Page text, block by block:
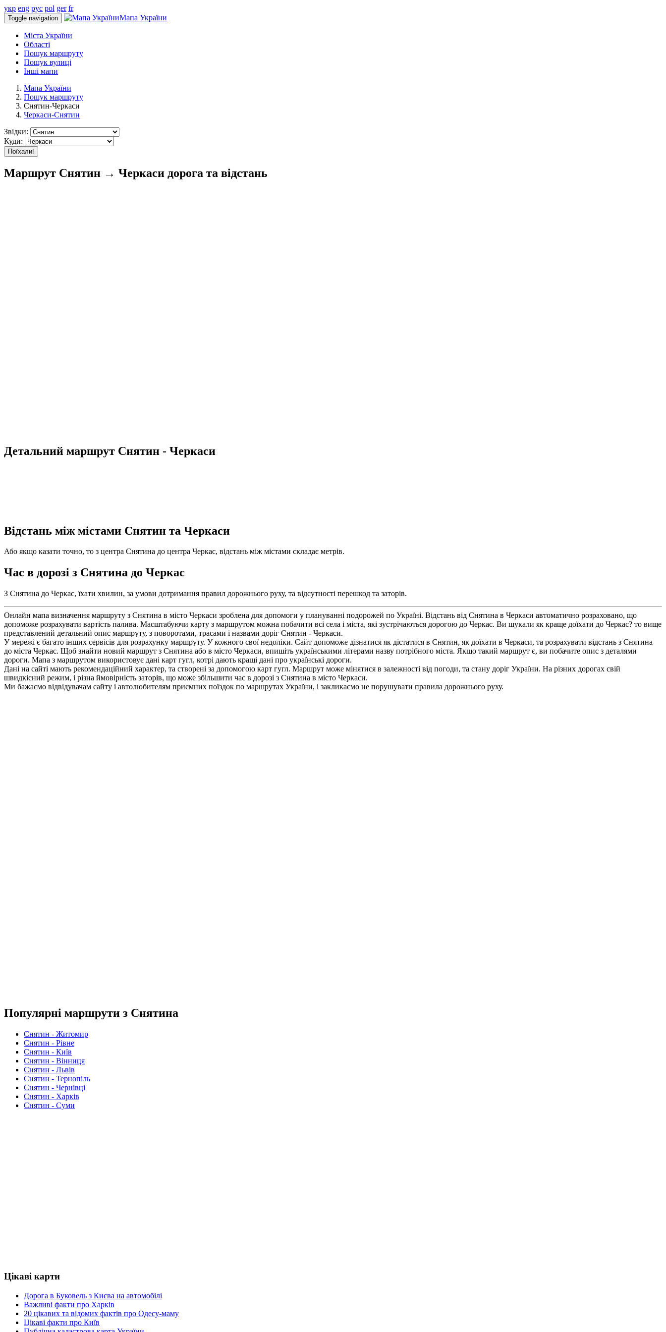
укр eng рус pol ger fr
Toggle navigation Мапа України
Міста України
Області
Пошук маршруту
Пошук вулиці
Інші мапи
Мапа України
Пошук маршруту
Снятин-Черкаси
Черкаси-Снятин
Звідки:
Куди:
Поїхали!
Маршрут Снятин → Черкаси дорога та відстань
Детальний маршрут Снятин - Черкаси
Відстань між містами Снятин та Черкаси
Або якщо казати точно, то з центра Снятина до центра Черкас, відстань між містами складає метрів.
Час в дорозі з Снятина до Черкас
З Снятина до Черкас, їхати хвилин, за умови дотримання правил дорожнього руху, та відсутності перешкод та заторів.
Онлайн мапа визначення маршруту з Снятина в місто Черкаси зроблена для допомоги у плануванні подорожей по Україні. Відстань від Снятина в Черкаси автоматично розраховано, що
допоможе розрахувати вартість палива. Масштабуючи карту з маршрутом можна побачити всі села і міста, які зустрічаються дорогою до Черкас. Ви шукали як краще доїхати до Черкас? то вище
представлений детальний опис маршруту, з поворотами, трасами і назвами доріг Снятин - Черкаси.
У мережі є багато інших сервісів для розрахунку маршруту. У кожного свої недоліки. Сайт допоможе дізнатися як дістатися в Снятин, як доїхати в Черкаси, та розрахувати відстань з Снятина
до міста Черкас. Щоб знайти новий маршрут з Снятина або в місто Черкаси, впишіть українськими літерами назву потрібного міста. Якщо такий маршрут є, ви побачите опис з деталями
дороги. Мапа з маршрутом використовує дані карт гугл, котрі дають кращі дані про українські дороги.
Дані на сайті мають рекомендаційний характер, та створені за допомогою карт гугл. Маршрут може мінятися в залежності від погоди, та стану доріг України. На різних дорогах свій
швидкісний режим, і різна ймовірність заторів, що може збільшити час в дорозі з Снятина в місто Черкаси.
Ми бажаємо відвідувачам сайту і автолюбителям приємних поїздок по маршрутах України, і закликаємо не порушувати правила дорожнього руху.
Популярні маршрути з Снятина
Снятин - Житомир
Снятин - Рівне
Снятин - Київ
Снятин - Вінниця
Снятин - Львів
Снятин - Тернопіль
Снятин - Чернівці
Снятин - Харків
Снятин - Суми
Цікаві карти
Дорога в Буковель з Києва на автомобілі
Важливі факти про Харків
20 цікавих та відомих фактів про Одесу-маму
Цікаві факти про Київ